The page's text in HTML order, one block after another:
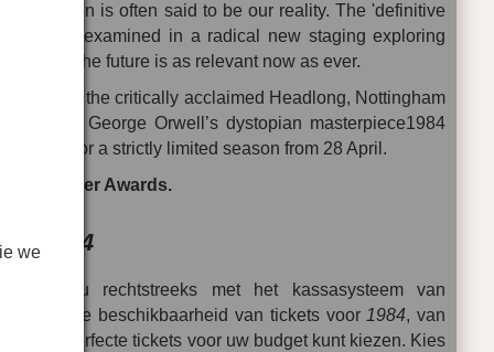
his fiction is often said to be our reality. The 'definitive
is re-examined in a radical new staging exploring
of the future is as relevant now as ever.
Theatre, the critically acclaimed Headlong, Nottingham
of George Orwell’s dystopian masterpiece1984
Theatre for a strictly limited season from 28 April.
Olivier Awards.
1984
verbindt u rechtstreeks met het kassasysteem van
volledige beschikbaarheid van tickets voor 1984, van
u de perfecte tickets voor uw budget kunt kiezen. Kies
we